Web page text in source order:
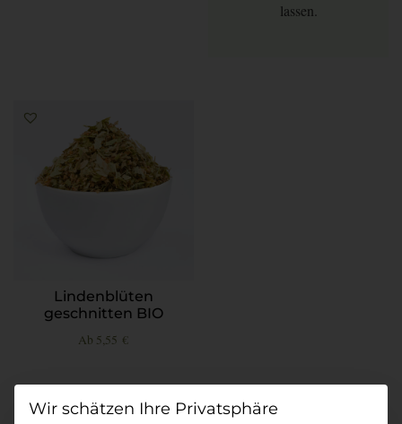
lassen.
Lindenblüten
geschnitten BIO
Ab 5,55 €
Datenschutz-Präferenz